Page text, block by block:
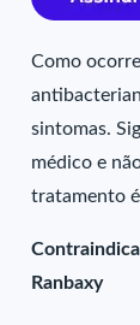
Como
sintomas.
médico e
tratamento
Ranbaxy